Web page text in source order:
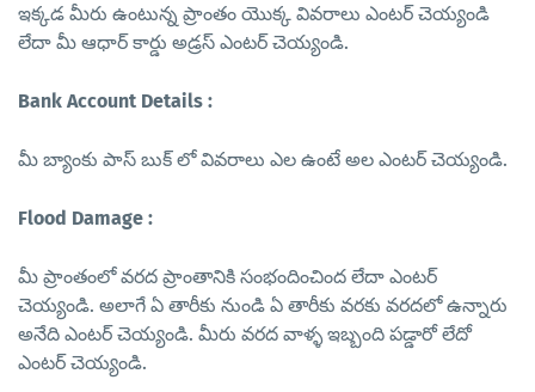
ఇక్కడ మీరు ఉంటున్న ప్రాంతం యొక్క వివరాలు ఎంటర్ చెయ్యండి
లేదా మీ ఆధార్ కార్డు అడ్రస్ ఎంటర్ చెయ్యండి.
Bank Account Details :
మీ బ్యాంకు పాస్ బుక్ లో వివరాలు ఎల ఉంటే అల ఎంటర్ చెయ్యండి.
Flood Damage :
మీ ప్రాంతంలో వరద ప్రాంతానికి సంభందించింద లేదా ఎంటర్
చెయ్యండి. అలాగే ఏ తారీకు నుండి ఏ తారీకు వరకు వరదలో ఉన్నారు
అనేది ఎంటర్ చెయ్యండి. మీరు వరద వాళ్ళ ఇబ్బంది పడ్డారో లేదో
ఎంటర్ చెయ్యండి.